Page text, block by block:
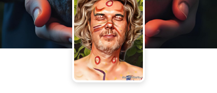
Ceremony, Music & Movement
Sound Healing
Cacao Ceremony